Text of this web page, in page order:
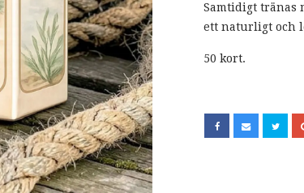
Samtidigt tränas
ett naturligt och
50 kort.